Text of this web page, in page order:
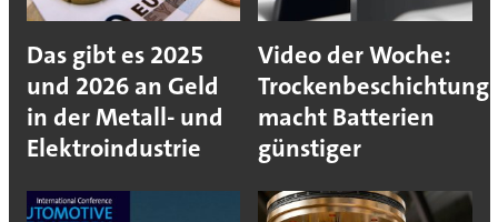
Das gibt es 2025
und 2026 an Geld
in der Metall- und
Elektroindustrie
Video der Woche:
Trockenbeschichtung
macht Batterien
günstiger